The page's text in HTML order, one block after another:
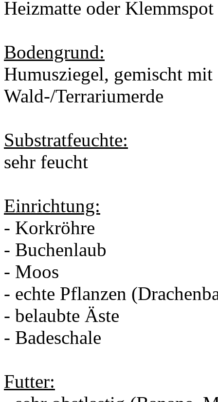
Heizmatte oder Klemmspot
Bodengrund:
Humusziegel, gemischt
Wald-/Terrariumerde
Substratfeuchte:
sehr feucht
Einrichtung:
- Korkröhre
- Buchenlaub
- Moos
- echte Pflanzen
- belaubte Äste
- Badeschale
Futter: